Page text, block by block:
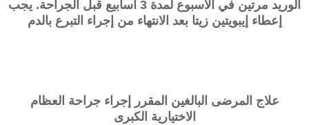
الوريد مرتين في الأسبوع لمدة 3 أسابيع قبل الجراحة. يجب
إعطاء إيبويتين زيتا بعد الانتهاء من إجراء التبرع بالدم
علاج المرضى البالغين المقرر إجراء جراحة العظام
الاختيارية الكبرى